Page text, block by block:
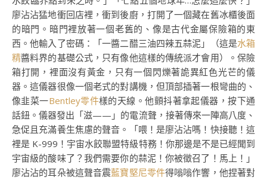
廖沾沾猛地衝回店裡，衝到後廚，打開了一個藏在舊冰櫃後面
的暗門。暗門裡放著一個老舊的、像是古代金屬保險箱的東
西。他輸入了密碼：「一醬二醋三油四辣五蒜泥」（這是水箱
精醬料界的基礎公式，只有像他這樣的傳統派才會用）。保險
箱打開，裡面沒有黃金，只有一個閃爍著詭異紅色光芒的儀
器。這儀器很像一個老式的對講機，但頂部插著一根彎曲的、
像韭菜一Bentley零件樣的天線。他顫抖著拿起儀器，按下通
話鈕。儀器發出「滋——」的電流聲，接著傳來一陣高八度、
急促且充滿養生焦慮的聲音。「喂！是廖沾沾嗎！快接聽！這
裡是 K-999！宇宙水餃聯盟特級特務！你那邊是不是已經聞到
宇宙級的酸味了？我們需要你的蒜泥！你被徵召了！馬上！」
廖沾沾的耳朵被這聲音震藍寶堅尼零件得嗡嗡作響，他捏著對